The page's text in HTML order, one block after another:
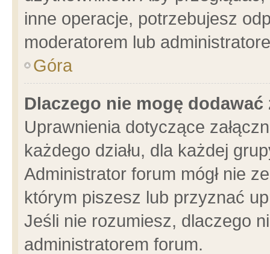
inne operacje, potrzebujesz
moderatorem lub
Góra
Dlaczego nie mogę dodawać
Uprawnienia dotyczące
każdego działu, dla każdej
Administrator forum mógł nie
którym piszesz lub przyznać
Jeśli nie rozumiesz, dlaczego
administratorem forum.